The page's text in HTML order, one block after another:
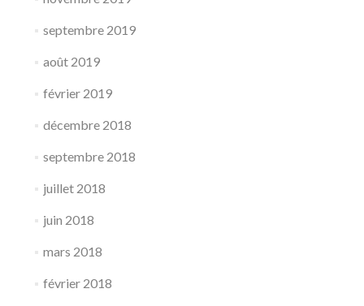
septembre 2019
août 2019
février 2019
décembre 2018
septembre 2018
juillet 2018
juin 2018
mars 2018
février 2018